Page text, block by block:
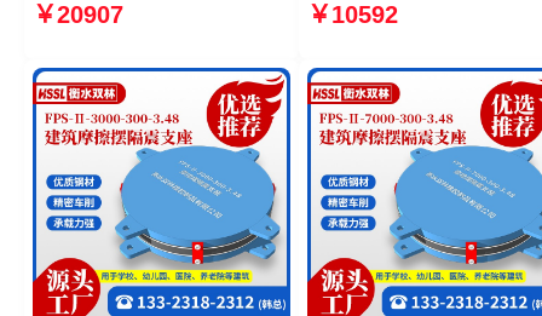
擦摆隔振支座 建筑摩擦摆式隔
￥20907
3.81源头工厂 摩擦摆隔震
擦摆支座源头工厂
￥10592